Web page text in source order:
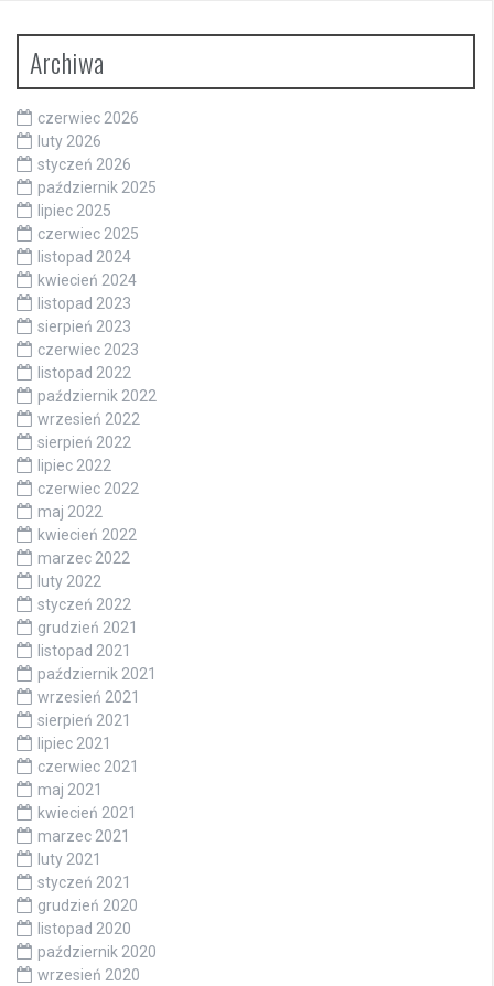
Archiwa
czerwiec 2026
luty 2026
styczeń 2026
październik 2025
lipiec 2025
czerwiec 2025
listopad 2024
kwiecień 2024
listopad 2023
sierpień 2023
czerwiec 2023
listopad 2022
październik 2022
wrzesień 2022
sierpień 2022
lipiec 2022
czerwiec 2022
maj 2022
kwiecień 2022
marzec 2022
luty 2022
styczeń 2022
grudzień 2021
listopad 2021
październik 2021
wrzesień 2021
sierpień 2021
lipiec 2021
czerwiec 2021
maj 2021
kwiecień 2021
marzec 2021
luty 2021
styczeń 2021
grudzień 2020
listopad 2020
październik 2020
wrzesień 2020